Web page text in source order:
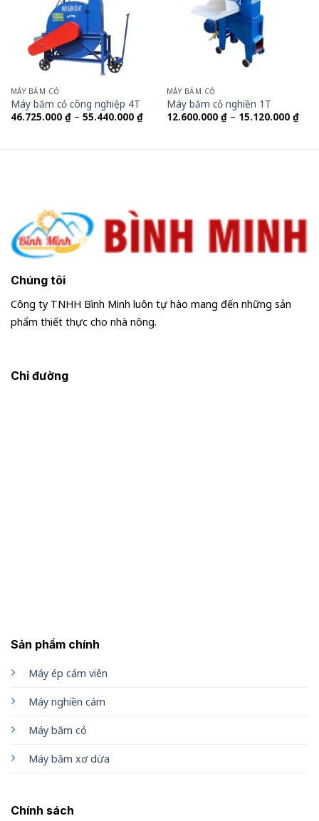
MÁY BĂM CỎ
Máy băm cỏ công nghiệp 4T
46.725.000 ₫ – 55.440.000 ₫Khoảng
giá:
đến
MÁY BĂM CỎ
Máy băm cỏ nghiền 1T
12.600.000 ₫ – 15.120.000 ₫
giá:
đến
Chúng tôi
Công ty TNHH Bình Minh luôn tự hào mang đến những sản
phẩm thiết thực cho nhà nông.
Sản phẩm chính
Máy ép cám viên
Máy nghiền cám
Máy băm cỏ
Máy băm xơ dừa
Chính sách
Chỉ đường